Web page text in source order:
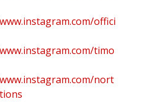
offici
timo
nort